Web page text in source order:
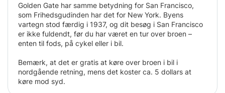
Golden Gate har samme betydning for San Francisco,
som Frihedsgudinden har det for New York. Byens
vartegn stod færdig i 1937, og dit besøg i San Francisco
er ikke fuldendt, før du har været en tur over broen –
enten til fods, på cykel eller i bil.
Bemærk, at det er gratis at køre over broen i bil i
nordgående retning, mens det koster ca. 5 dollars at
køre mod syd.